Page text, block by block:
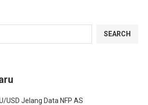
SEARCH
USD Jelang Data NFP AS